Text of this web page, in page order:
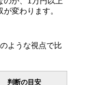
変わります。
ような視点で比
判断の目安